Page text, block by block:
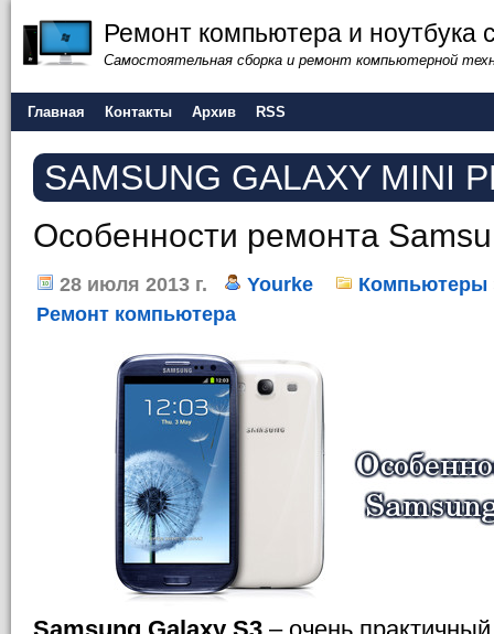
Ремонт компьютера и ноутбука
Самостоятельная сборка и ремонт компьютерной
Главная Контакты Архив RSS
SAMSUNG GALAXY MINI
Особенности ремонта
28 июля 2013 г. Yourke Компьютеры
Ремонт компьютера